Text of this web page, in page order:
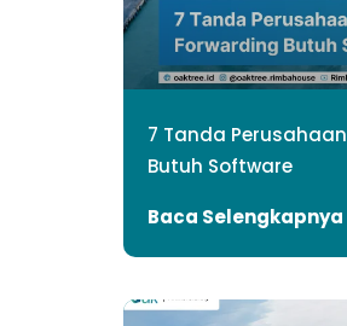
7 Tanda
Butuh Software
Baca Selengkapnya